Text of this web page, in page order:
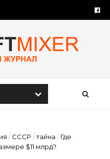
/ СССР /тайна / Где
$11 млрд?